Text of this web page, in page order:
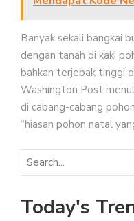
Banyak sekali bangkai
dengan tanah di kaki
bahkan terjebak tinggi
Washington Post
di cabang-cabang
“hiasan pohon natal
Today's